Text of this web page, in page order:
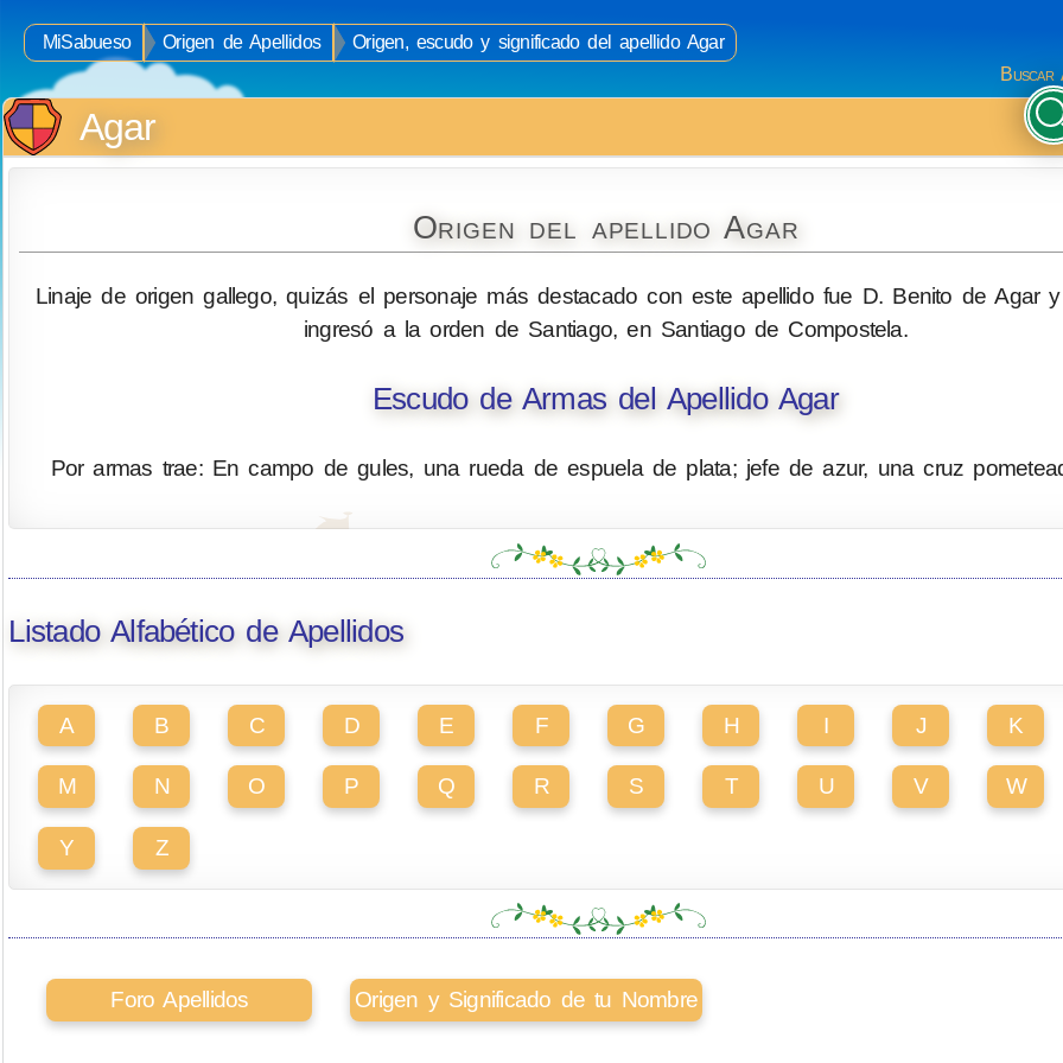
MiSabueso Origen de Apellidos
Origen, escudo y significado del apellido Agar
Buscar
Agar
Origen del apellido Agar
Linaje de origen gallego, quizás el personaje más destacado con este apellido fue D. Benito de Agar
ingresó a la orden de Santiago, en Santiago de Compostela.
Escudo de Armas del Apellido Agar
Por armas trae: En campo de gules, una rueda de espuela de plata; jefe de azur, una cruz
Listado Alfabético de Apellidos
A B C D E F G H I J K
M N O P Q R S T U V W
Y Z
Foro Apellidos Origen y Significado de tu Nombre